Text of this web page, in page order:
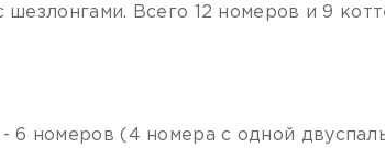
шезлонгами. Всего 12 номеров и 9
- 6 номеров (4 номера с одной